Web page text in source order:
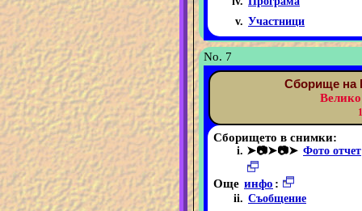
Участници
No. 7
Сборище на
Сборището в снимки:
➤📷➤📷➤ Фото отчет
Още инфо :
Съобщение